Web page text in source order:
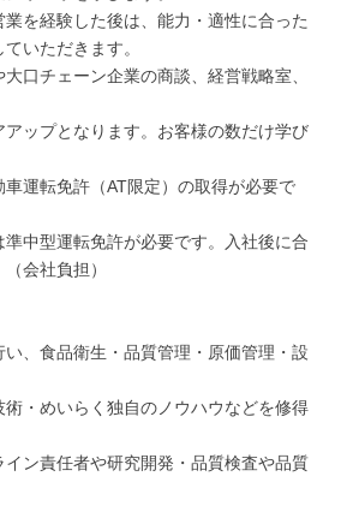
を経験した後は、能力・適性に合った
いただきます。
口チェーン企業の商談、経営戦略室、
ップとなります。お客様の数だけ学び
運転免許（AT限定）の取得が必要で
中型運転免許が必要です。入社後に合
会社負担）
、食品衛生・品質管理・原価管理・設
・めいらく独自のノウハウなどを修得
ン責任者や研究開発・品質検査や品質